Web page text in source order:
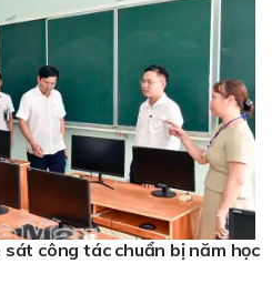
sát công tác chuẩn bị năm học